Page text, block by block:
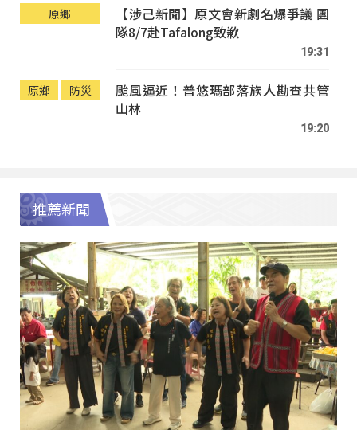
原鄉
【涉己新聞】原文會新劇名爆爭議 團
隊8/7赴Tafalong致歉
19:31
原鄉 防災
颱風逼近！普悠瑪部落族人勘查共管
山林
19:20
推薦新聞